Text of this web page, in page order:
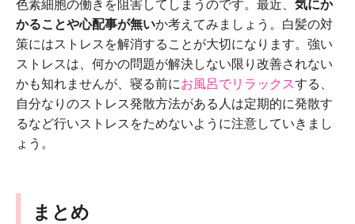
色素細胞の働きを阻害してしまうのです。最近、 気にか
かることや心配事が無いか考えてみましょう。白髪の対
策にはストレスを解消することが大切になります。強い
ストレスは、何かの問題が解決しない限り改善されない
かも知れませんが、寝る前にお風呂でリラックスする、
自分なりのストレス発散方法がある人は定期的に発散す
るなど行いストレスをためないように注意していきまし
ょう。
まとめ